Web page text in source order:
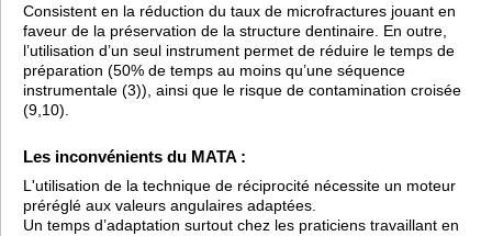
Consistent en la réduction du taux de microfractures jouant en
faveur de la préservation de la structure dentinaire. En outre,
l’utilisation d’un seul instrument permet de réduire le temps de
préparation (50% de temps au moins qu’une séquence
instrumentale (3)), ainsi que le risque de contamination croisée
(9,10).
Les inconvénients du MATA :
L'utilisation de la technique de réciprocité nécessite un moteur
préréglé aux valeurs angulaires adaptées.
Un temps d’adaptation surtout chez les praticiens travaillant en